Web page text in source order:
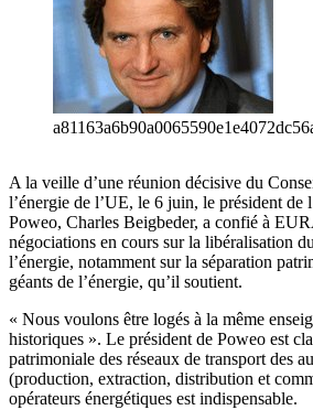
A la veille d’une réunion décisive du
l’énergie de l’UE, le 6 juin, le président de
Poweo, Charles Beigbeder, a confié à
négociations en cours sur la libéralisation
l’énergie, notamment sur la séparation
géants de l’énergie, qu’il soutient.
« Nous voulons être logés à la même
historiques ». Le président de Poweo est
patrimoniale des réseaux de transport des
(production, extraction, distribution et
opérateurs énergétiques est indispensable.